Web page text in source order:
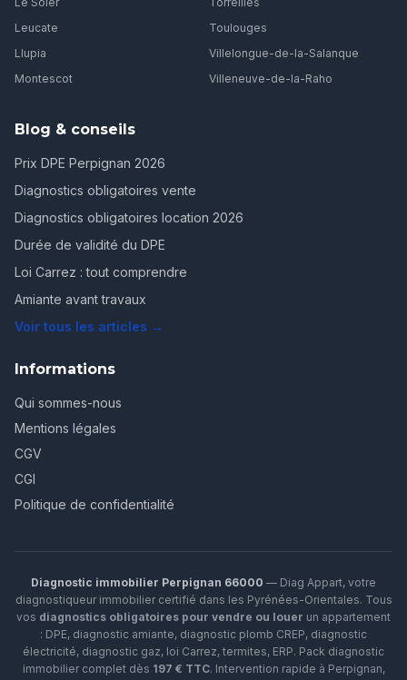
Leucate
Llupia
Montescot
Toulouges
Villelongue-de-la-Salanque
Villeneuve-de-la-Raho
Blog & conseils
Prix DPE Perpignan 2026
Diagnostics obligatoires vente
Diagnostics obligatoires location 2026
Durée de validité du DPE
Loi Carrez : tout comprendre
Amiante avant travaux
Voir tous les articles →
Informations
Qui sommes-nous
Mentions légales
CGV
CGI
Politique de confidentialité
Diagnostic immobilier Perpignan 66000 — Diag Appart, votre
diagnostiqueur immobilier certifié dans les Pyrénées-Orientales. Tous
vos diagnostics obligatoires pour vendre ou louer un appartement
: DPE, diagnostic amiante, diagnostic plomb CREP, diagnostic
électricité, diagnostic gaz, loi Carrez, termites, ERP. Pack diagnostic
immobilier complet dès 197 € TTC. Intervention rapide à Perpignan,